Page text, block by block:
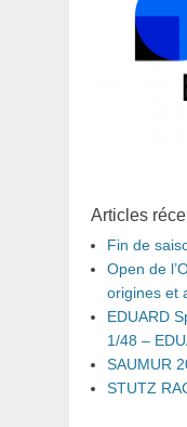
Articles
Fin de
Open de
origines et
EDUARD
1/48 –
SAUMUR
STUTZ